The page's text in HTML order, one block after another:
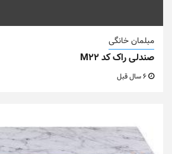
مبلمان خانگی
صندلی راک کد M22